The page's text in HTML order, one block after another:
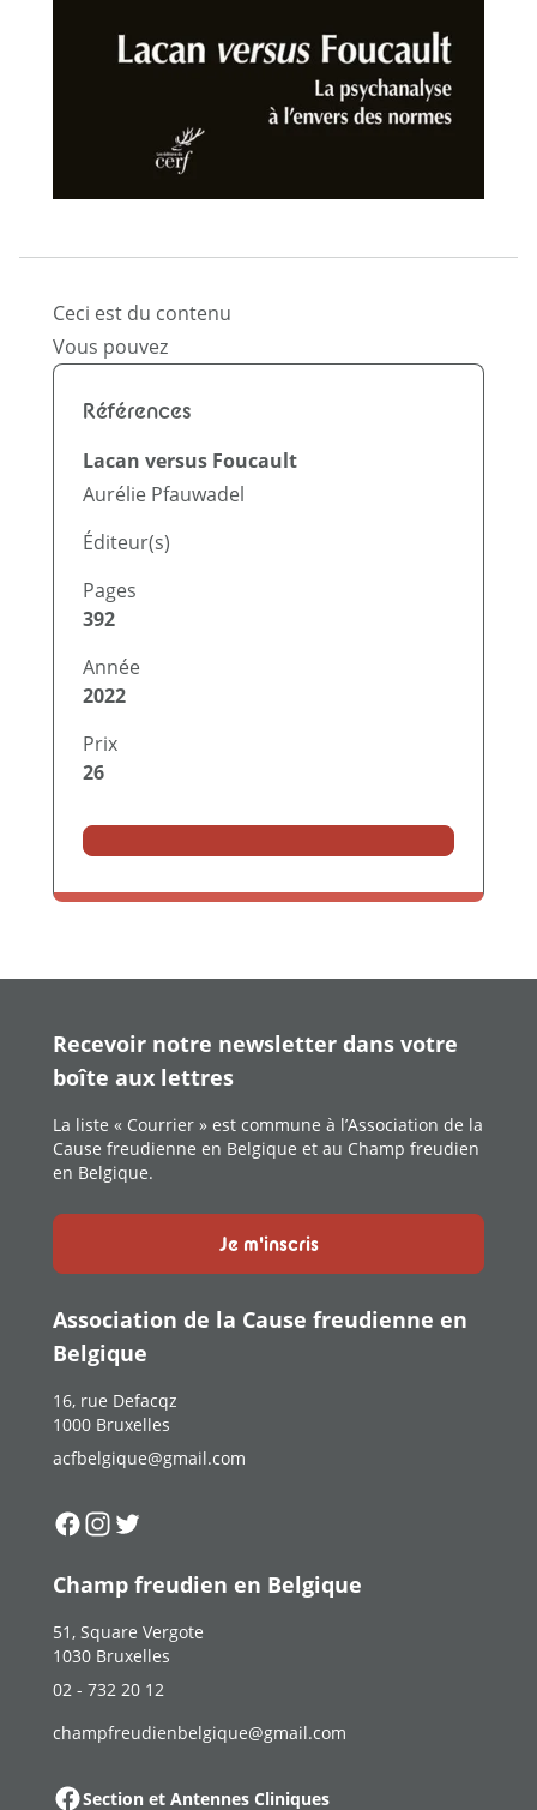
Ceci est du contenu
Vous pouvez
Références
Lacan versus Foucault
Aurélie Pfauwadel
Éditeur(s)
Pages
392
Année
2022
Prix
26
Recevoir notre newsletter dans votre
boîte aux lettres
La liste « Courrier » est commune à l’Association de la
Cause freudienne en Belgique et au Champ freudien
en Belgique.
Je m'inscris
Association de la Cause freudienne en
Belgique
16, rue Defacqz
1000 Bruxelles
acfbelgique@gmail.com
Suivez-nous sur
Suivez-nous sur
Suivez-nous sur
Champ freudien en Belgique
51, Square Vergote
1030 Bruxelles
02 - 732 20 12
champfreudienbelgique@gmail.com
Section et Antennes Cliniques